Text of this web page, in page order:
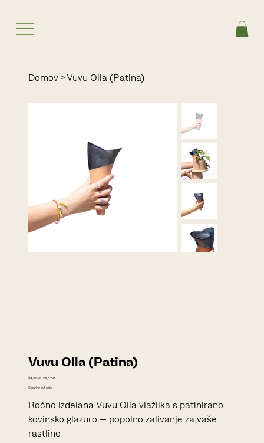
Domov >Vuvu Olla (Patina)
Vuvu Olla (Patina)
Prvotna
cena
34,90 €
Cena
na
29,67 €
Clearing out sale
Ročno izdelana Vuvu Olla vlažilka s patinirano
kovinsko glazuro – popolno zalivanje za vaše
rastline